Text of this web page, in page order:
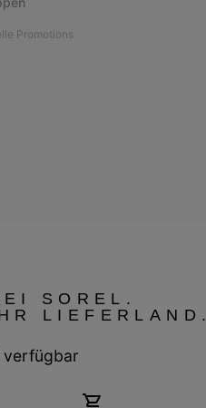
Promotions
SOREL.
LIEFERLAND.
verfügbar
Online-